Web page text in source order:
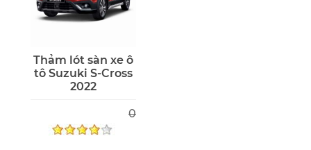
Thảm lót sàn xe ô
tô Suzuki S-Cross
2022
0